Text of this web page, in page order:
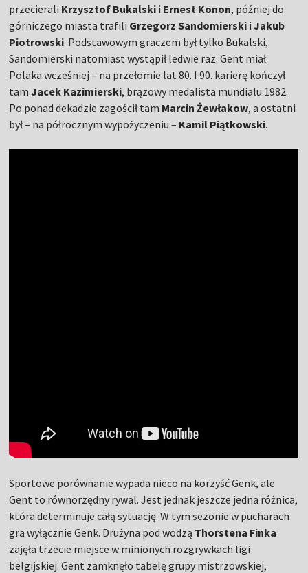
przecierali Krzysztof Bukalski i Ernest Konon, później do
górniczego miasta trafili Grzegorz Sandomierski i Jakub
Piotrowski. Podstawowym graczem był tylko Bukalski,
Sandomierski natomiast wystąpił ledwie raz. Gent miał
Polaka wcześniej – na przełomie lat 80. I 90. karierę kończył
tam Jacek Kazimierski, brązowy medalista mundialu 1982.
Po ponad dekadzie zagościł tam Marcin Żewłakow, a ostatni
był – na półrocznym wypożyczeniu – Kamil Piątkowski.
Sportowe porównanie wypada nieco na korzyść Genk, ale
Gent to równorzędny rywal. Jest jednak jeszcze jedna różnica,
która determinuje całą sytuację. W tym sezonie w pucharach
gra wyłącznie Genk. Drużyna pod wodzą Thorstena Finka
zajęła trzecie miejsce w minionych rozgrywkach ligi
belgijskiej. Gent zamknęło tabelę grupy mistrzowskiej,